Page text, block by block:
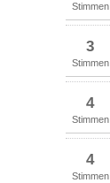
Stimmen
3
Stimmen
4
Stimmen
4
Stimmen